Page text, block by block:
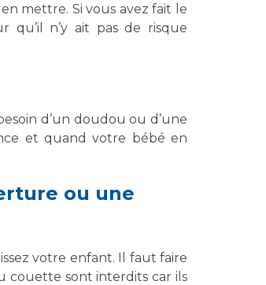
mettre. Si vous avez fait le
n’y ait pas de risque
d’un doudou ou d’une
et quand votre bébé en
ou une
votre enfant. Il faut faire
couette sont interdits car ils